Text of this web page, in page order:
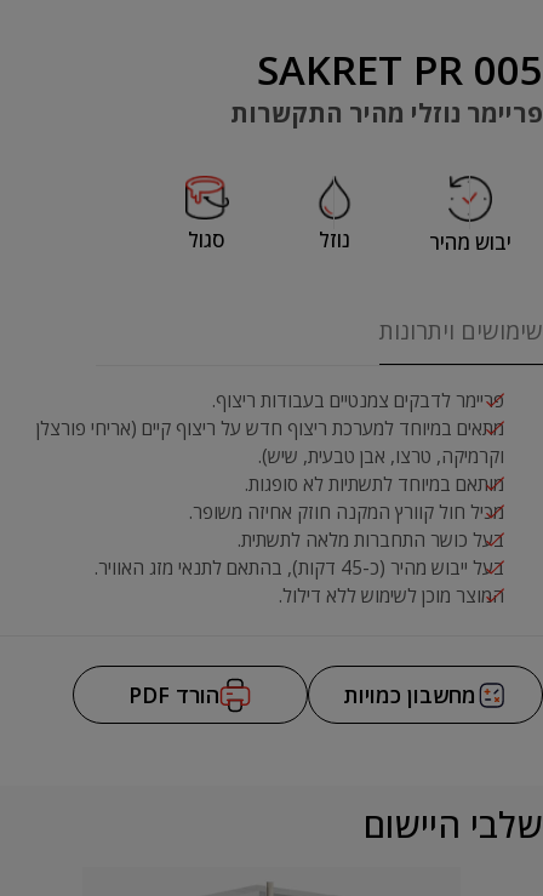
SAKRET PR 005
פריימר נוזלי מהיר התקשרות
יבוש מהיר נוזל סגול
שימושים ויתרונות
פריימר לדבקים צמנטיים בעבודות ריצוף.
מתאים במיוחד למערכת ריצוף חדש על ריצוף קיים (אריחי פורצלן
וקרמיקה, טרצו, אבן טבעית, שיש).
מותאם במיוחד לתשתיות לא סופגות.
מכיל חול קוורץ המקנה חוזק אחיזה משופר.
בעל כושר התחברות מלאה לתשתית.
בעל ייבוש מהיר (כ-45 דקות), בהתאם לתנאי מזג האוויר.
המוצר מוכן לשימוש ללא דילול.
מחשבון כמויות הורד PDF
שלבי היישום